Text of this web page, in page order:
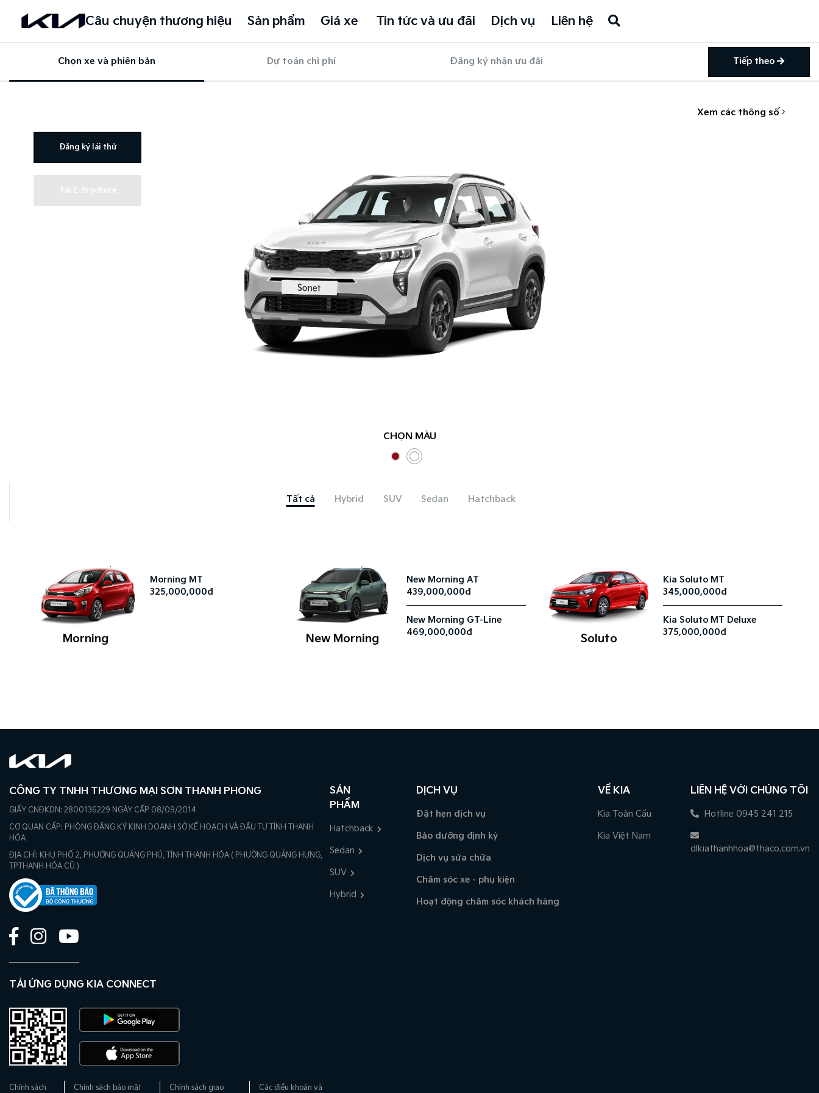
Câu chuyện thương hiệu Sản phẩm Giá xe Tin tức và ưu đãi Dịch vụ Liên hệ
Chọn xe và phiên bản Dự toán chi phí Đăng ký nhận ưu đãi Tiếp theo
Xem các thông số
Đăng ký lái thử
Tải E-Brochure
CHỌN MÀU
Tất cả Hybrid SUV Sedan Hatchback
Morning
Morning MT
325,000,000đ
New Morning
New Morning AT
439,000,000đ
New Morning GT-Line
469,000,000đ
Soluto
Kia Soluto MT
345,000,000đ
Kia Soluto MT Deluxe
375,000,000đ
CÔNG TY TNHH THƯƠNG MẠI SƠN THANH PHONG
GIẤY CNĐKDN: 2800136229 NGÀY CẤP 08/09/2014
CƠ QUAN CẤP: PHÒNG ĐĂNG KÝ KINH DOANH SỞ KẾ HOẠCH VÀ ĐẦU TƯ TỈNH THANH
HÓA
ĐỊA CHỈ: KHU PHỐ 2, PHƯỜNG QUẢNG PHÚ, TỈNH THANH HÓA ( PHƯỜNG QUẢNG HƯNG,
TP.THANH HÓA CŨ )
TẢI ỨNG DỤNG KIA CONNECT
Chính sách Chính sách bảo mật Chính sách giao Các điều khoản và
SẢN
PHẨM
Hatchback
Sedan
SUV
Hybrid
DỊCH VỤ
Đặt hẹn dịch vụ
Bảo dưỡng định kỳ
Dịch vụ sửa chữa
Chăm sóc xe - phụ kiện
Hoạt động chăm sóc khách hàng
VỀ KIA
Kia Toàn Cầu
Kia Việt Nam
LIÊN HỆ VỚI CHÚNG TÔI
Hotline 0945 241 215
dlkiathanhhoa@thaco.com.vn